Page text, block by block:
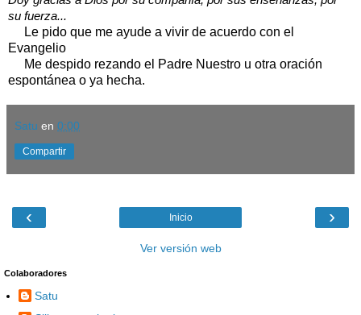
su fuerza...
Le pido que me ayude a vivir de acuerdo con el
Evangelio
Me despido rezando el Padre Nuestro u otra oración
espontánea o ya hecha.
Satu en 0:00
Compartir
‹ ›
Inicio
Ver versión web
Colaboradores
Satu